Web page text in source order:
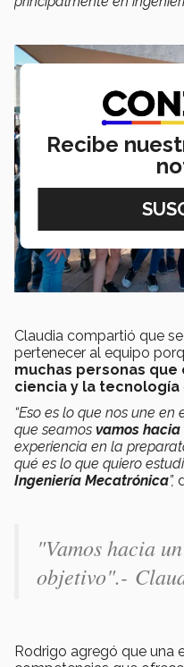
Claudia compartió que
pertenecer al equipo
muchas personas
ciencia y la tecnología
“Eso es lo que nos une
que seamos vamos
experiencia en la
qué es lo que quiero
Ingeniería Mecatrónica”,
"Vamos hacia
objetivo".-
Rodrigo agregó que una
Recibe